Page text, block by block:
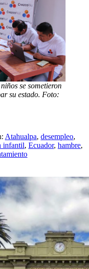
se sometieron
su estado. Foto:
Atahualpa, desempleo,
infantil, Ecuador, hambre,